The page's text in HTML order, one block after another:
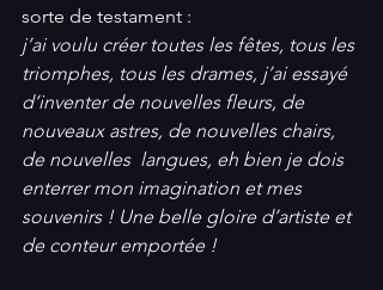
sorte de testament :
j’ai voulu créer toutes les fêtes, tous les
triomphes, tous les drames, j’ai essayé
d’inventer de nouvelles fleurs, de
nouveaux astres, de nouvelles chairs,
de nouvelles  langues, eh bien je dois
enterrer mon imagination et mes
souvenirs ! Une belle gloire d’artiste et
de conteur emportée !